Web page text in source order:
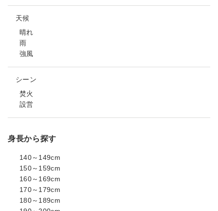
天候
晴れ
雨
強風
シーン
焚火
設営
身長から探す
140～149cm
150～159cm
160～169cm
170～179cm
180～189cm